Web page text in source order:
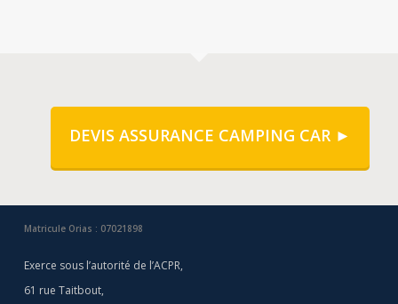
DEVIS ASSURANCE CAMPING CAR ►
Matricule Orias : 07021898
Exerce sous l’autorité de l’ACPR,
61 rue Taitbout,